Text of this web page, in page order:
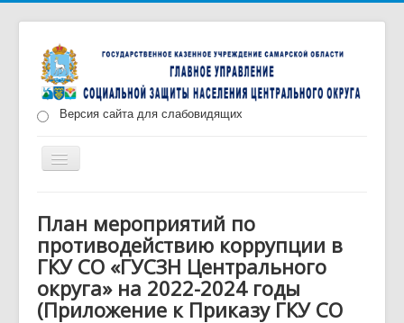
Версия сайта для слабовидящих
Включить/
выключить
Документы Меры социальной поддержки
Противодействие коррупции Запись на прием
План мероприятий по
противодействию коррупции в
ГКУ СО «ГУСЗН Центрального
округа» на 2022-2024 годы
(Приложение к Приказу ГКУ СО